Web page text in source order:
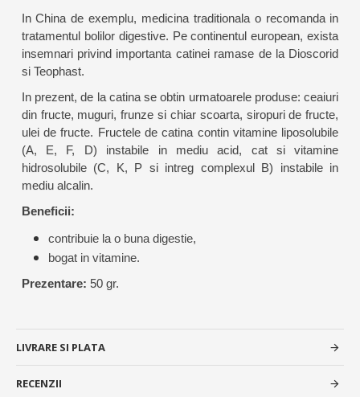
In China de exemplu, medicina traditionala o recomanda in
tratamentul bolilor digestive. Pe continentul european, exista
insemnari privind importanta catinei ramase de la Dioscorid
si Teophast.
In prezent, de la catina se obtin urmatoarele produse: ceaiuri
din fructe, muguri, frunze si chiar scoarta, siropuri de fructe,
ulei de fructe. Fructele de catina contin vitamine liposolubile
(A, E, F, D) instabile in mediu acid, cat si vitamine
hidrosolubile (C, K, P si intreg complexul B) instabile in
mediu alcalin.
Beneficii:
contribuie la o buna digestie,
bogat in vitamine.
Prezentare: 50 gr.
LIVRARE SI PLATA
RECENZII